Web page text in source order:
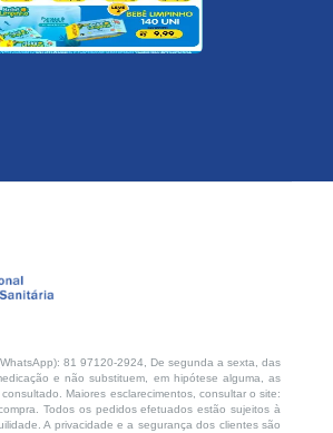
81 97120-2924, De segunda a sexta, das
e não substituem, em hipótese alguma, as
Maiores esclarecimentos, consultar o site:
Todos os pedidos efetuados estão sujeitos à
A privacidade e a segurança dos clientes são